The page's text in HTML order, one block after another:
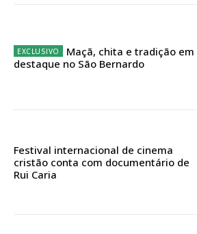
12 meses
Ofertas para assinatura anual
Maçã, chita e tradição em
destaque no São Bernardo
Festival internacional de cinema
cristão conta com documentário de
Rui Caria